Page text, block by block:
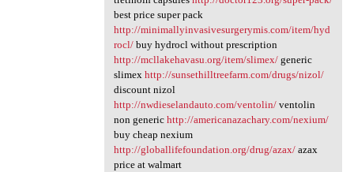
best price super pack
http://minimallyinvasivesurgerymis.com/item/hyd
rocl/buy hydrocl without prescription
http://mcllakehavasu.org/item/slimex/generic
slimex http://sunsethilltreefarm.com/drugs/nizol/
discount nizol
http://nwdieselandauto.com/ventolin/ventolin
non generic http://americanazachary.com/nexium/
buy cheap nexium
http://globallifefoundation.org/drug/azax/azax
price at walmart